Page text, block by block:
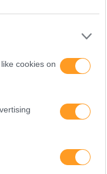
cookies on
etc.
nas despesas com
produto que funciona